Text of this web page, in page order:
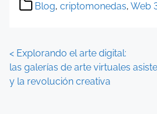
Blog, criptomonedas, Web
P
o
< Explorando el arte digital:
las galerías de arte virtuales
y la revolución creativa